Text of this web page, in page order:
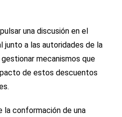
una discusión en el
junto a las autoridades de la
mecanismos que
de estos descuentos
la conformación de una